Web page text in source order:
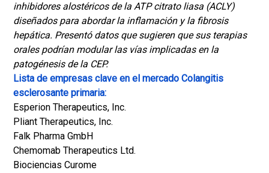
inhibidores alostéricos de la ATP citrato liasa (ACLY)
diseñados para abordar la inflamación y la fibrosis
hepática. Presentó datos que sugieren que sus terapias
orales podrían modular las vías implicadas en la
patogénesis de la CEP.
Lista de empresas clave en el mercado Colangitis
esclerosante primaria:
Esperion Therapeutics, Inc.
Pliant Therapeutics, Inc.
Falk Pharma GmbH
Chemomab Therapeutics Ltd.
Biociencias Curome